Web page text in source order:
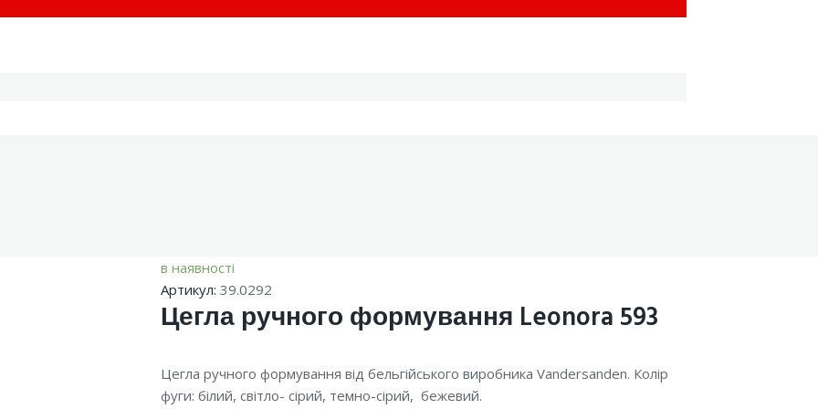
for:
в наявності
Артикул: 39.0292
Цегла ручного формування Leonora 593
Цегла ручного формування від бельгійського виробника Vandersanden. Колір
фуги: білий, світло- сірий, темно-сірий, бежевий.